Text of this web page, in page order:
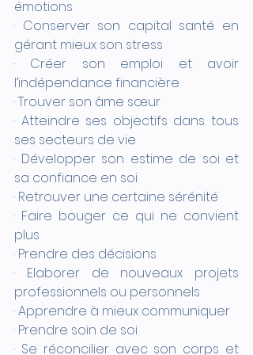
émotions
· Conserver son capital santé en
gérant mieux son stress
· Créer son emploi et avoir
l’indépendance financière
· Trouver son âme sœur
· Atteindre ses objectifs dans tous
ses secteurs de vie
· Développer son estime de soi et
sa confiance en soi
· Retrouver une certaine sérénité
· Faire bouger ce qui ne convient
plus
· Prendre des décisions
· Elaborer de nouveaux projets
professionnels ou personnels
· Apprendre à mieux communiquer
· Prendre soin de soi
· Se réconcilier avec son corps et